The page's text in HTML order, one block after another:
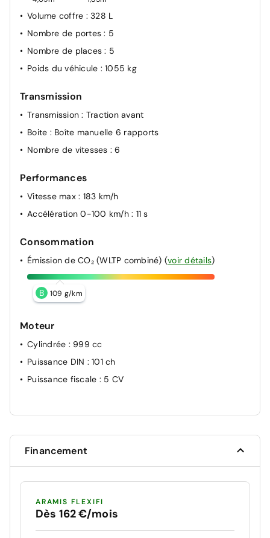
Volume coffre : 328 L
Nombre de portes: 5
Nombre de places: 5
Poids du véhicule : 1055 kg
Transmission
Transmission: Traction avant
Boite : Boîte manuelle 6 rapports
Nombre de vitesses : 6
Performances
Vitesse max : 183 km/h
Accélération 0-100 km/h : 11 s
Consommation
Émission de CO₂ (WLTP combiné) (voir détails)
B 109 g/km
Moteur
Cylindrée : 999 cc
Puissance DIN : 101 ch
Puissance fiscale : 5 CV
Financement
ARAMIS FLEXIFI
Dès 162 €/mois